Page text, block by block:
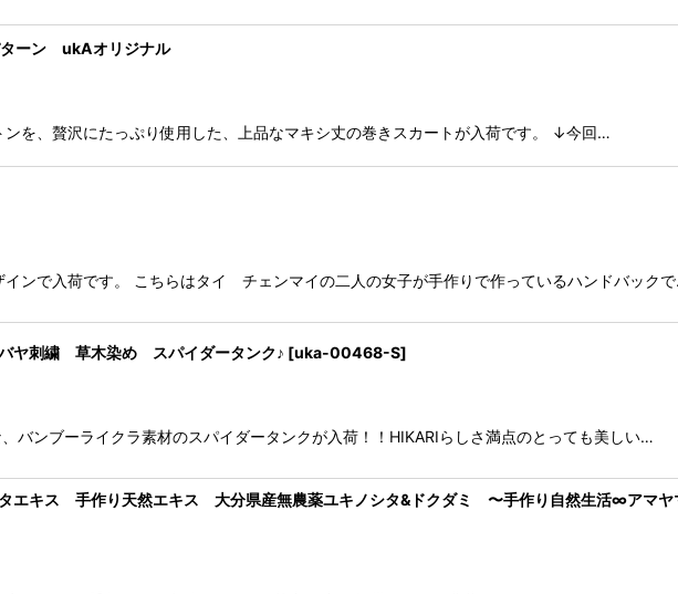
ーン ukAオリジナル
を、贅沢にたっぷり使用した、上品なマキシ丈の巻きスカートが入荷です。 ↓今回…
ンで入荷です。 こちらはタイ チェンマイの二人の女子が手作りで作っているハンドバック
ヤ刺繍 草木染め スパイダータンク♪ [uka-00468-S]
バンブーライクラ素材のスパイダータンクが入荷！！HIKARIらしさ満点のとっても美しい…
タエキス 手作り天然エキス 大分県産無農薬ユキノシタ&ドクダミ 〜手作り自然生活∞アマヤ